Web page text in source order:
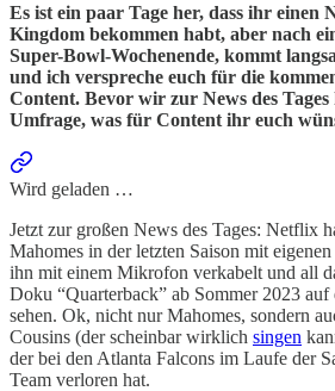
Es ist ein paar Tage her, dass ihr einen
Kingdom bekommen habt, aber nach
Super-Bowl-Wochenende, kommt
und ich verspreche euch für die
Content. Bevor wir zur News des Tages
Umfrage, was für Content ihr euch
Wird geladen …
Jetzt zur großen News des Tages: Netflix
Mahomes in der letzten Saison mit
ihn mit einem Mikrofon verkabelt und all
Doku “Quarterback” ab Sommer 2023
sehen. Ok, nicht nur Mahomes, sondern
Cousins (der scheinbar wirklich singen
der bei den Atlanta Falcons im Laufe der
Team verloren hat.